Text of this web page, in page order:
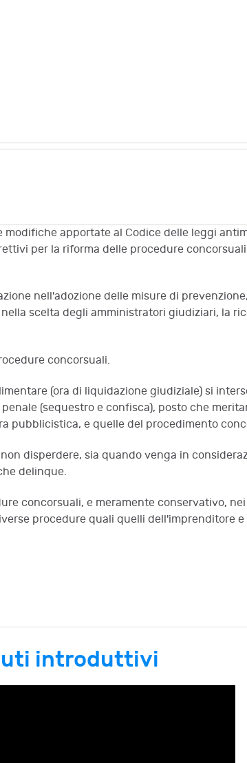
apportate al Codice delle leggi
per la riforma delle procedure
nell'adozione delle misure di
scelta degli amministratori giudiziari, la
concorsuali.
(ora di liquidazione giudiziale) si
(sequestro e confisca), posto che
pubblicistica, e quelle del procedimento
disperdere, sia quando venga in
delinque.
concorsuali, e meramente conservativo,
procedure quali quelli dell'imprenditore
introduttivi